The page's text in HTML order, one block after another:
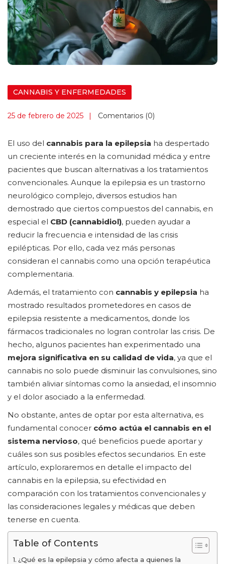
CANNABIS Y ENFERMEDADES
25 de febrero de 2025 Comentarios (0)
El uso del cannabis para la epilepsia ha despertado
un creciente interés en la comunidad médica y entre
pacientes que buscan alternativas a los tratamientos
convencionales. Aunque la epilepsia es un trastorno
neurológico complejo, diversos estudios han
demostrado que ciertos compuestos del cannabis, en
especial el CBD (cannabidiol), pueden ayudar a
reducir la frecuencia e intensidad de las crisis
epilépticas. Por ello, cada vez más personas
consideran el cannabis como una opción terapéutica
complementaria.
Además, el tratamiento con cannabis y epilepsia ha
mostrado resultados prometedores en casos de
epilepsia resistente a medicamentos, donde los
fármacos tradicionales no logran controlar las crisis. De
hecho, algunos pacientes han experimentado una
mejora significativa en su calidad de vida, ya que el
cannabis no solo puede disminuir las convulsiones, sino
también aliviar síntomas como la ansiedad, el insomnio
y el dolor asociado a la enfermedad.
No obstante, antes de optar por esta alternativa, es
fundamental conocer cómo actúa el cannabis en el
sistema nervioso, qué beneficios puede aportar y
cuáles son sus posibles efectos secundarios. En este
artículo, exploraremos en detalle el impacto del
cannabis en la epilepsia, su efectividad en
comparación con los tratamientos convencionales y
las consideraciones legales y médicas que deben
tenerse en cuenta.
Table of Contents
¿Qué es la epilepsia y cómo afecta a quienes la